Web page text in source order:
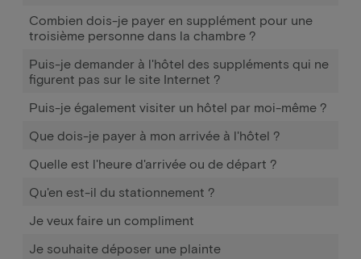
Combien dois-je payer en supplément pour une
troisième personne dans la chambre ?
Puis-je demander à l'hôtel des suppléments qui ne
figurent pas sur le site Internet ?
Puis-je également visiter un hôtel par moi-même ?
Que dois-je payer à mon arrivée à l'hôtel ?
Quelle est l'heure d'arrivée ou de départ ?
Qu'en est-il du stationnement ?
Je veux faire un compliment
Je souhaite déposer une plainte